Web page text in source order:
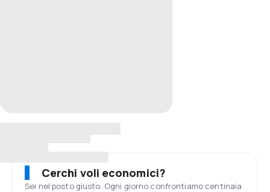
Cerchi voli economici?
Sei nel posto giusto. Ogni giorno confrontiamo centinaia